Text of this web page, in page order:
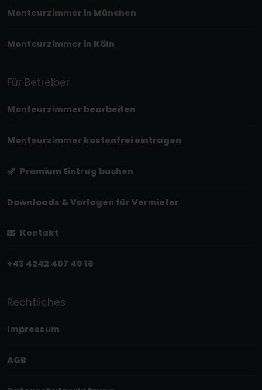
Monteurzimmer in München
Monteurzimmer in Köln
Für Betreiber
Monteurzimmer bearbeiten
Monteurzimmer kostenfrei eintragen
Premium Eintrag buchen
Downloads & Vorlagen für Vermieter
Kontakt
+43 4242 407 40 16
Rechtliches
Impressum
AGB